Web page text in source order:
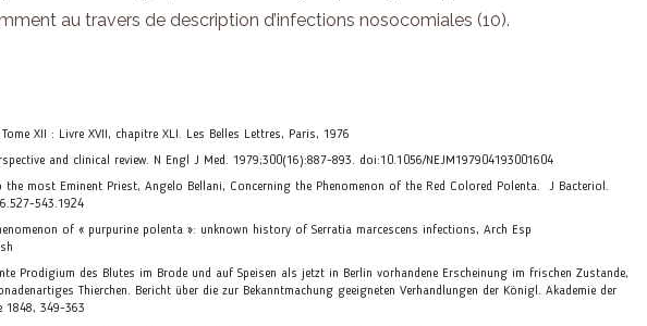
au travers de description d’infections nosocomiales (10).
XII : Livre XVII, chapitre XLI. Les Belles Lettres, Paris, 1976
and clinical review. N Engl J Med. 1979;300(16):887-893. doi:10.1056/NEJM197904193001604
the most Eminent Priest, Angelo Bellani, Concerning the Phenomenon of the Red Colored Polenta. J Bacteriol.
543.1924
of « purpurine polenta »: unknown history of Serratia marcescens infections, Arch Esp
Prodigium des Blutes im Brode und auf Speisen als jetzt in Berlin vorhandene Erscheinung im frischen Zustande,
Thierchen. Bericht über die zur Bekanntmachung geeigneten Verhandlungen der Königl. Akademie der
1848, 349-363